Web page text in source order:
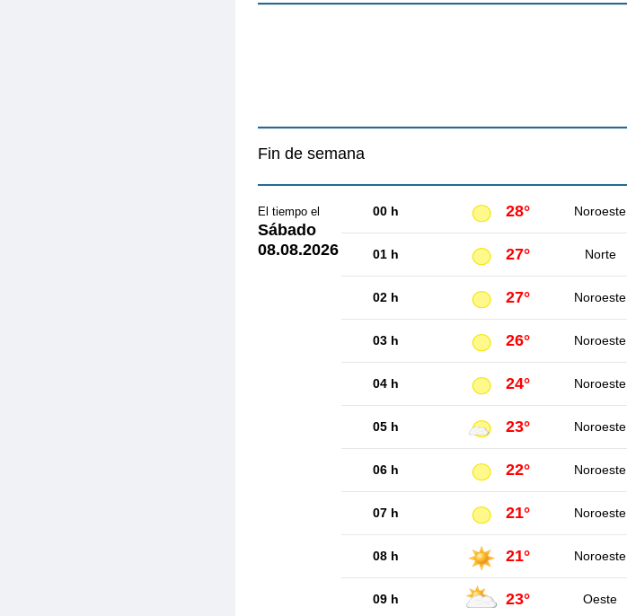
Fin de semana
El tiempo el
Sábado
08.08.2026
00 h 28° Noroeste
01 h 27° Norte
02 h 27° Noroeste
03 h 26° Noroeste
04 h 24° Noroeste
05 h 23° Noroeste
06 h 22° Noroeste
07 h 21° Noroeste
08 h 21° Noroeste
09 h 23° Oeste